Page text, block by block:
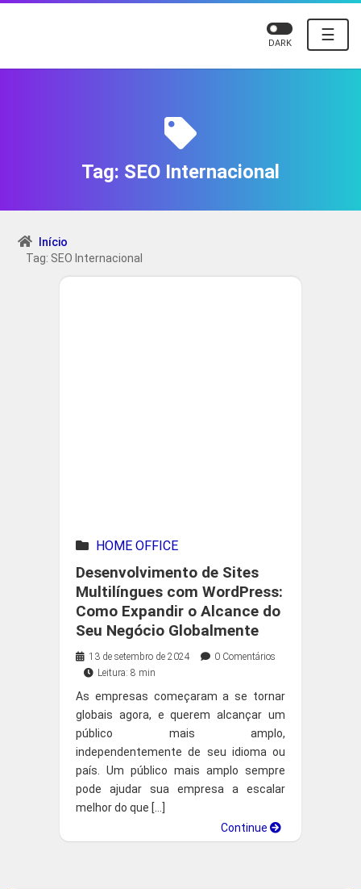
☰
DARK
Tag: SEO Internacional
Início
Tag: SEO Internacional
HOME OFFICE
Desenvolvimento de Sites
Multilíngues com WordPress:
Como Expandir o Alcance do
Seu Negócio Globalmente
13 de setembro de 2024
0 Comentários
Leitura: 8 min
As empresas começaram a se tornar
globais agora, e querem alcançar um
público mais amplo,
independentemente de seu idioma ou
país. Um público mais amplo sempre
pode ajudar sua empresa a escalar
melhor do que […]
Continue